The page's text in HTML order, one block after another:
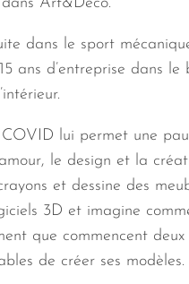
dans le sport
ans d’entreprise dans
lui permet une
le design et la
et dessine des
3D et imagine
que commencent
de créer ses modèles.